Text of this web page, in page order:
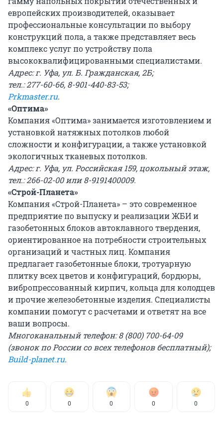
европейских производителей, оказывает
профессиональные консультации по выбору
конструкций пола, а также представляет весь
комплекс услуг по устройству пола
высококвалифицированными специалистами.
Адрес: г. Уфа, ул. Б. Гражданская, 2Б;
тел.: 277-60-66, 8-901-440-83-53;
Prkmaster.ru.
«Оптима»
Компания «Оптима» занимается изготовлением и
установкой натяжных потолков любой
сложности и конфигурации, а также установкой
экологичных тканевых потолков.
Адрес: г. Уфа, ул. Российская 159, цокольный этаж,
тел.: 266-02-00 или 8-9191400009.
«Строй-Планета»
Компания «Строй-Планета» – это современное
предприятие по выпуску и реализации ЖБИ и
газобетонных блоков автоклавного твердения,
ориентированное на потребности строительных
организаций и частных лиц. Компания
предлагает газобетонные блоки, тротуарную
плитку всех цветов и конфигураций, бордюры,
вибропрессованный кирпич, кольца для колодцев
и прочие железобетонные изделия. Специалисты
компании помогут с расчетами и ответят на все
ваши вопросы.
Многоканальный телефон: 8 (800) 700-64-09
(звонок по России со всех телефонов бесплатный);
Build-planet.ru.
0 0 0 0 0